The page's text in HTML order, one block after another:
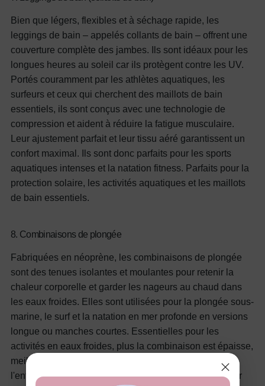
Bien que légers, flexibles et à séchage rapide, les
leggings de bain – appelés collants de bain – offrent une
couverture complète des jambes. Ils sont idéaux pour les
longues heures au soleil car ils protègent contre les UV.
Portés couramment par les athlètes aquatiques, les
surfeurs et ceux qui cherchent des maillots de bain
essentiels, ils sont conçus avec une technologie de
compression et aident à réduire la fatigue musculaire.
Leur ajustement parfait et leur tissu aéré garantissent un
confort maximal. Ils sont donc parfaits pour les sports
aquatiques intenses et la natation fitness. Parfaits pour la
protection solaire, les activités aquatiques et les maillots
de bain essentiels.
8. Combinaisons de plongée
Fabriquées en néoprène, les combinaisons de plongée
sont des tenues isolantes et moulantes pour retenir la
chaleur corporelle et garder les nageurs au chaud dans
les eaux froides. Elles sont utilisées pour la plongée sous-
marine, le surf et la natation en mer profonde en versions
longue ou manches courtes. Essentielles pour les
activités en eaux froides, plus la combinaison est épaisse,
meilleure est l'isolation. Leur ajustement serré réduit
l'entrée d'eau, permettant aux athlètes de maintenir leur